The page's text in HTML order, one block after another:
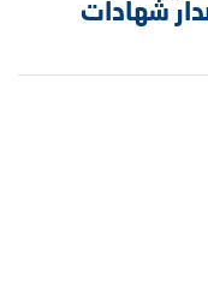
شهادات